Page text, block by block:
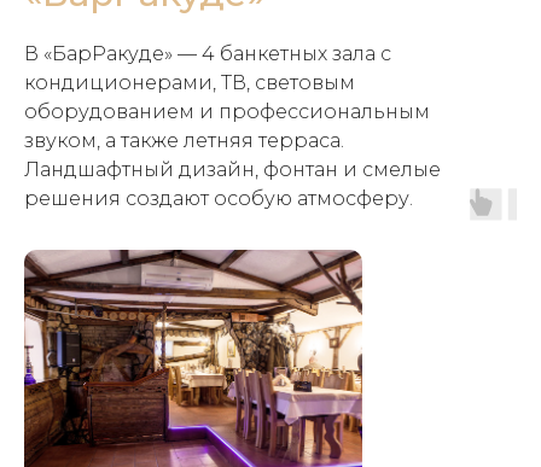
В «БарРакуде» — 4 банкетных зала с
кондиционерами, ТВ, световым
оборудованием и профессиональным
звуком, а также летняя терраса.
Ландшафтный дизайн, фонтан и смелые
решения создают особую атмосферу.